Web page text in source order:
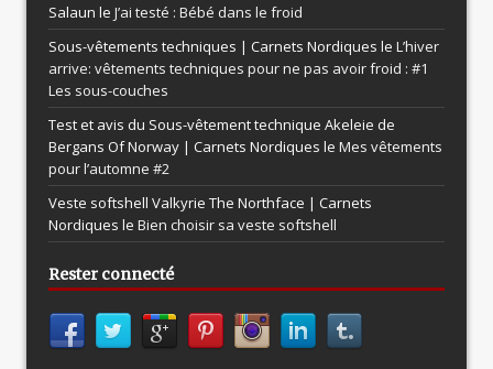
Salaun le J’ai testé : Bébé dans le froid
Sous-vêtements techniques | Carnets Nordiques le L’hiver
arrive: vêtements techniques pour ne pas avoir froid : #1
Les sous-couches
Test et avis du Sous-vêtement technique Akeleie de
Bergans Of Norway | Carnets Nordiques le Mes vêtements
pour l’automne #2
Veste softshell Valkyrie The Northface | Carnets
Nordiques le Bien choisir sa veste softshell
Rester connecté